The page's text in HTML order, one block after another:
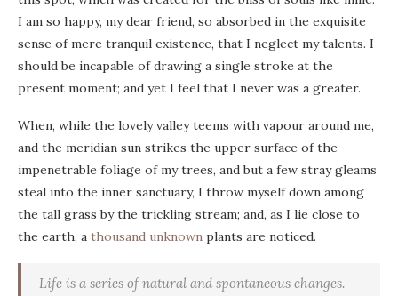
I am so happy, my dear friend, so absorbed in the exquisite
sense of mere tranquil existence, that I neglect my talents. I
should be incapable of drawing a single stroke at the
present moment; and yet I feel that I never was a greater.
When, while the lovely valley teems with vapour around me,
and the meridian sun strikes the upper surface of the
impenetrable foliage of my trees, and but a few stray gleams
steal into the inner sanctuary, I throw myself down among
the tall grass by the trickling stream; and, as I lie close to
the earth, a thousand unknown plants are noticed.
Life is a series of natural and spontaneous changes.